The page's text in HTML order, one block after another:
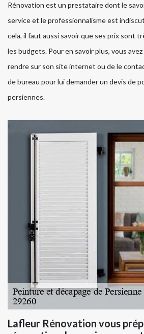
Rénovation est un prestataire dont le
service et le professionnalisme est
cela, il faut aussi savoir que ses prix sont
les budgets. Pour en savoir plus, vous
rendre sur son site internet ou de le
de bureau pour lui demander un devis de
persiennes.
Lafleur Rénovation vous